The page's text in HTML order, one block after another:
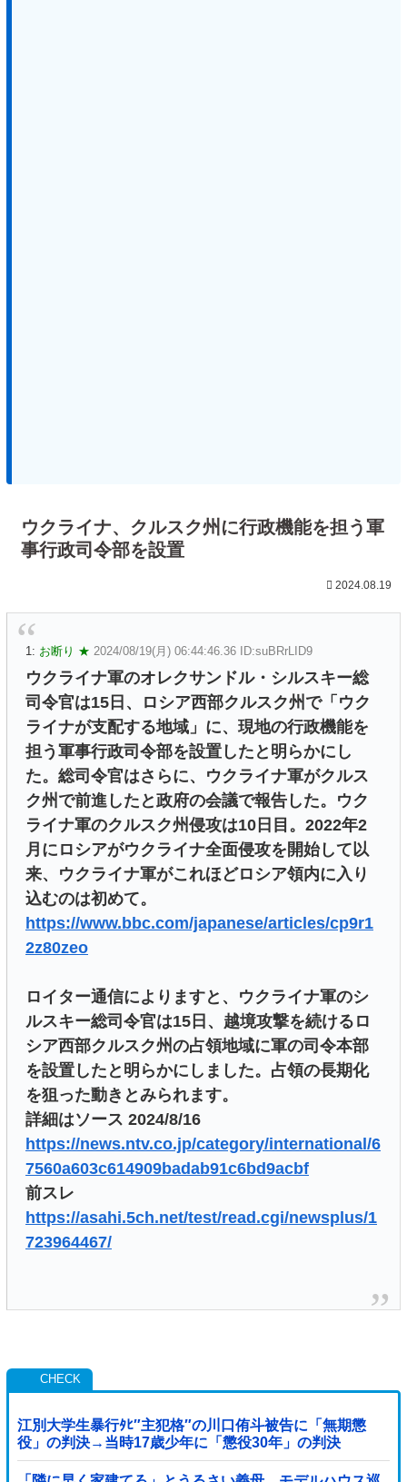
ウクライナ、クルスク州に行政機能を担う軍
事行政司令部を設置
2024.08.19
1: お断り ★ 2024/08/19(月) 06:44:46.36 ID:suBRrLID9
ウクライナ軍のオレクサンドル・シルスキー総
司令官は15日、ロシア西部クルスク州で「ウク
ライナが支配する地域」に、現地の行政機能を
担う軍事行政司令部を設置したと明らかにし
た。総司令官はさらに、ウクライナ軍がクルス
ク州で前進したと政府の会議で報告した。ウク
ライナ軍のクルスク州侵攻は10日目。2022年2
月にロシアがウクライナ全面侵攻を開始して以
来、ウクライナ軍がこれほどロシア領内に入り
込むのは初めて。
https://www.bbc.com/japanese/articles/cp9r1
2z80zeo
ロイター通信によりますと、ウクライナ軍のシ
ルスキー総司令官は15日、越境攻撃を続けるロ
シア西部クルスク州の占領地域に軍の司令本部
を設置したと明らかにしました。占領の長期化
を狙った動きとみられます。
詳細はソース 2024/8/16
https://news.ntv.co.jp/category/international/6
7560a603c614909badab91c6bd9acbf
前スレ
https://asahi.5ch.net/test/read.cgi/newsplus/1
723964467/
江別大学生暴行ﾀﾋ″主犯格″の川口侑斗被告に「無期懲
役」の判決→当時17歳少年に「懲役30年」の判決